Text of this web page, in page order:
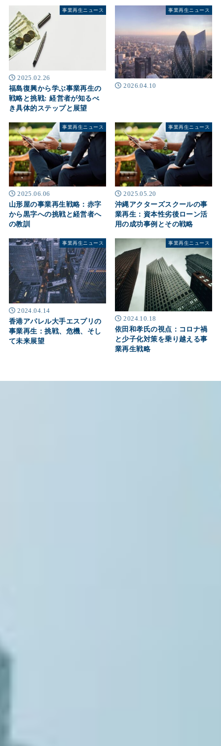
事業再生ニュース
2025.02.26
福島復興から学ぶ事業再生の
戦略と挑戦: 経営者が知るべ
き具体的ステップと展望
事業再生ニュース
2026.04.10
事業再生ニュース
2025.06.06
山形屋の事業再生戦略：赤字
から黒字への挑戦と経営者へ
の教訓
事業再生ニュース
2025.05.20
沖縄アクターズスクールの事
業再生：資本性劣後ローン活
用の成功事例とその戦略
事業再生ニュース
2024.04.14
香港アパレル大手エスプリの
事業再生：挑戦、危機、そし
て未来展望
事業再生ニュース
2024.10.18
依田和孝氏の視点：コロナ禍
と少子化対策を乗り越える事
業再生戦略